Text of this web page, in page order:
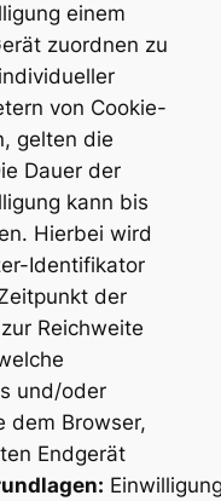
einem
zuordnen zu
von Cookie-
gelten die
Dauer der
kann bis
Hierbei wird
Identifikator
der
Reichweite
und/oder
dem Browser,
Endgerät